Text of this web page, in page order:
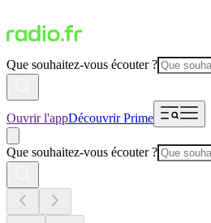
Que souhaitez-vous écouter ?
Ouvrir l'appDécouvrir Prime
Que souhaitez-vous écouter ?